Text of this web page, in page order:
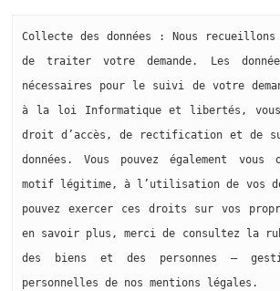
Collecte des données : Nous recueillons
de traiter votre demande. Les
nécessaires pour le suivi de votre
à la loi Informatique et libertés, vous
droit d’accès, de rectification et de
données. Vous pouvez également vous
motif légitime, à l’utilisation de vos
pouvez exercer ces droits sur vos
en savoir plus, merci de consultez la
des biens et des personnes –
personnelles de nos mentions légales.